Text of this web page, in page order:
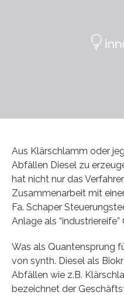
Aus Klärschlamm oder
Abfällen Diesel zu
hat nicht nur das
Zusammenarbeit mit
Fa. Schaper
Anlage als
Was als Quantensprung
von synth. Diesel als
Abfällen wie z.B.
bezeichnet der